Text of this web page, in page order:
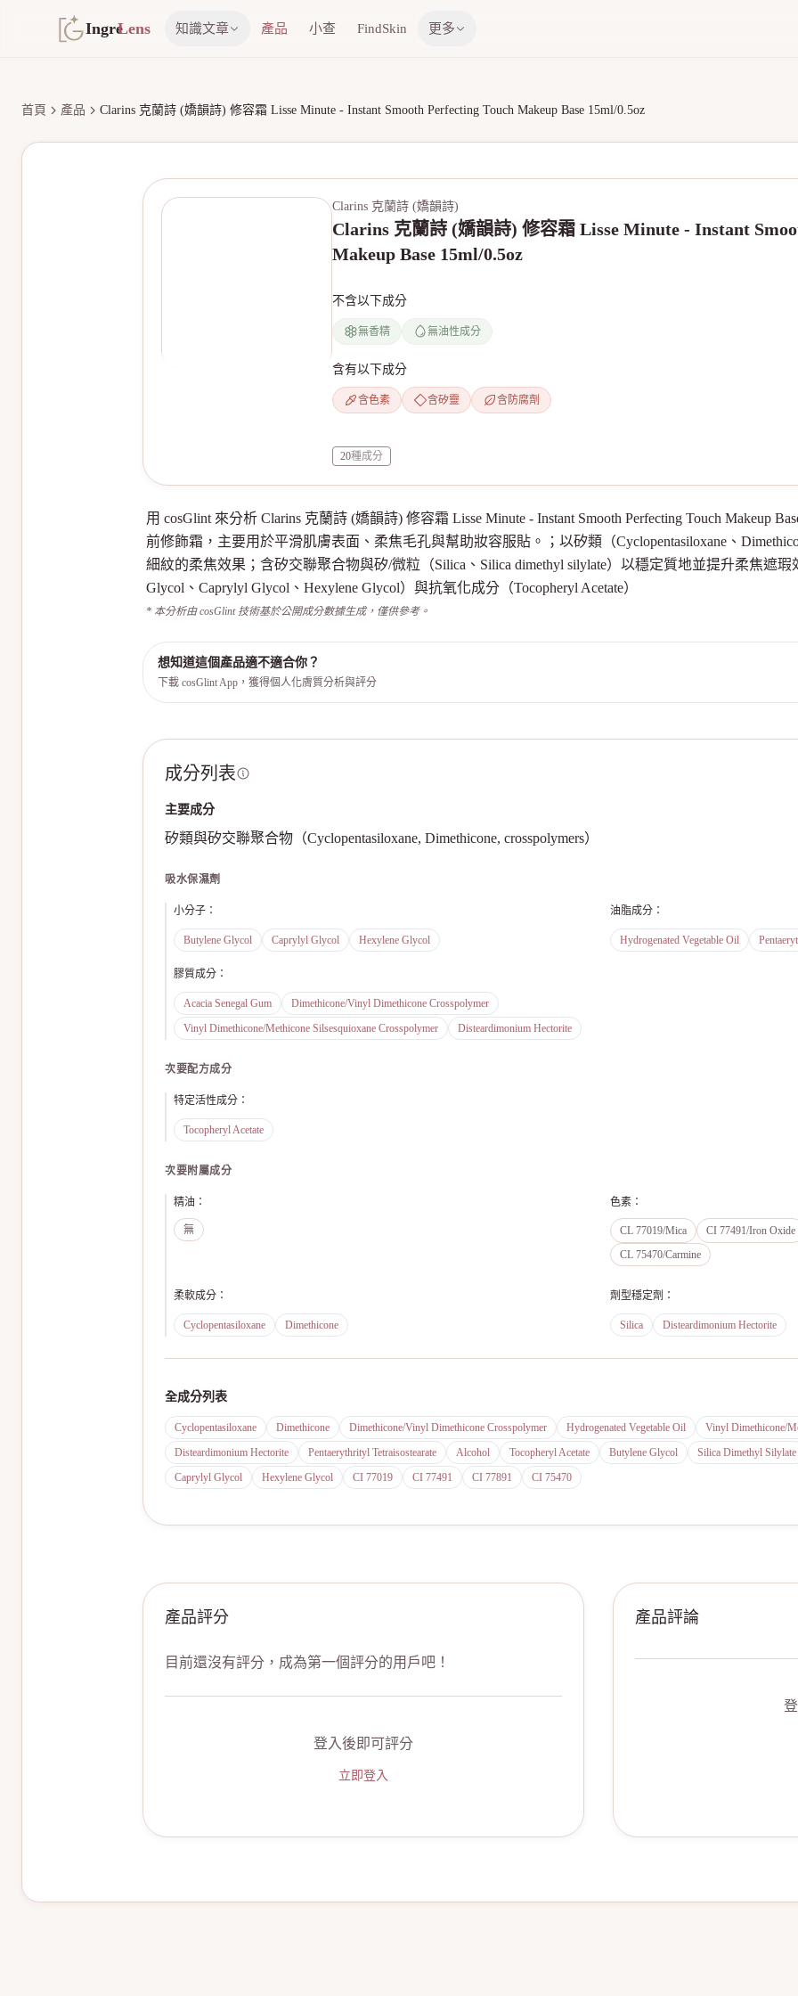
IngreLens 知識文章 產品 小查 FindSkin 更多
首頁 產品 Clarins 克蘭詩 (嬌韻詩) 修容霜 Lisse Minute - Instant Smooth Perfecting Touch Makeup Base 15ml/0.5oz
Clarins 克蘭詩 (嬌韻詩)
Clarins 克蘭詩 (嬌韻詩) 修容霜 Lisse Minute - Instant
Makeup Base 15ml/0.5oz
不含以下成分
無香精 無油性成分
含有以下成分
含色素 含矽靈 含防腐劑
20種成分
用 cosGlint 來分析 Clarins 克蘭詩 (嬌韻詩) 修容霜 Lisse Minute - Instant Smooth Perfecting Touch Makeup
前修飾霜，主要用於平滑肌膚表面、柔焦毛孔與幫助妝容服貼。；以矽類（Cyclopentasiloxane、
細紋的柔焦效果；含矽交聯聚合物與矽/微粒（Silica、Silica dimethyl silylate）以穩定質地並提升柔焦遮
Glycol、Caprylyl Glycol、Hexylene Glycol）與抗氧化成分（Tocopheryl Acetate）
* 本分析由 cosGlint 技術基於公開成分數據生成，僅供參考。
想知道這個產品適不適合你？
下載 cosGlint App，獲得個人化膚質分析與評分
成分列表
主要成分
矽類與矽交聯聚合物（Cyclopentasiloxane, Dimethicone, crosspolymers）
吸水保濕劑
小分子 ：
Butylene Glycol Caprylyl Glycol Hexylene Glycol
油脂成分 ：
Hydrogenated Vegetable Oil
膠質成分 ：
Acacia Senegal Gum
Dimethicone/Vinyl Dimethicone Crosspolymer
Vinyl Dimethicone/Methicone Silsesquioxane Crosspolymer
Disteardimonium Hectorite
次要配方成分
特定活性成分 ：
Tocopheryl Acetate
次要附屬成分
精油 ：
無
色素 ：
CL 77019/Mica CI 77491/Iron Oxide
CL 75470/Carmine
柔軟成分 ：
Cyclopentasiloxane Dimethicone
劑型穩定劑 ：
Silica Disteardimonium Hectorite
全成分列表
Cyclopentasiloxane Dimethicone Dimethicone/Vinyl Dimethicone Crosspolymer Hydrogenated Vegetable Oil Vinyl Dimethicone/
Disteardimonium Hectorite
Pentaerythrityl Tetraisostearate Alcohol Tocopheryl Acetate Butylene Glycol Silica Dimethyl Silylate
Caprylyl Glycol
Hexylene Glycol CI 77019 CI 77491 CI 77891 CI 75470
產品評分
目前還沒有評分，成為第一個評分的用戶吧！
登入後即可評分
立即登入
產品評論